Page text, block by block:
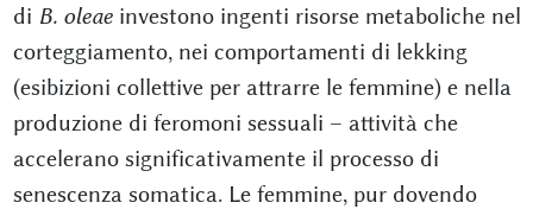
di B. oleaeinvestono ingenti risorse metaboliche nel
corteggiamento, nei comportamenti di lekking
(esibizioni collettive per attrarre le femmine) e nella
produzione di feromoni sessuali – attività che
accelerano significativamente il processo di
senescenza somatica. Le femmine, pur dovendo